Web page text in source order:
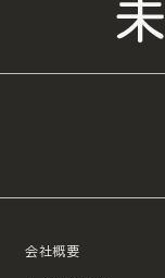
会社概要